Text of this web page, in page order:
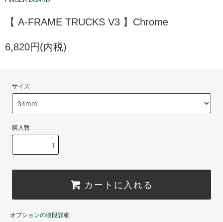
【 A-FRAME TRUCKS V3 】Chrome
6,820円(内税)
サイズ
購入数
カートに入れる
オプションの値段詳細